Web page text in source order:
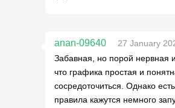
anan-09640
27 January
Забавная, но порой нервная
что графика простая и
сосредоточиться. Однако
правила кажутся немного